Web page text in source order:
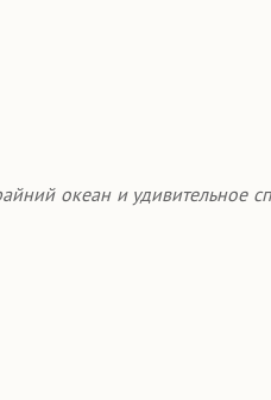
океан и удивительное